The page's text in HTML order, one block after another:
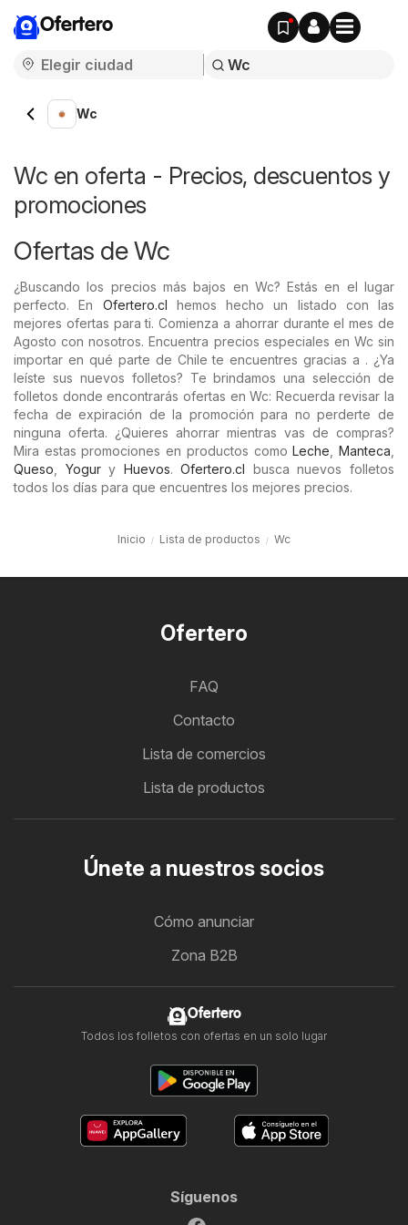
Ofertero
Wc
Wc en oferta - Precios, descuentos y
promociones
Ofertas de Wc
¿Buscando los precios más bajos en Wc? Estás en el lugar
perfecto. En Ofertero.cl hemos hecho un listado con las
mejores ofertas para ti. Comienza a ahorrar durante el mes de
Agosto con nosotros. Encuentra precios especiales en Wc sin
importar en qué parte de Chile te encuentres gracias a . ¿Ya
leíste sus nuevos folletos? Te brindamos una selección de
folletos donde encontrarás ofertas en Wc: Recuerda revisar la
fecha de expiración de la promoción para no perderte de
ninguna oferta. ¿Quieres ahorrar mientras vas de compras?
Mira estas promociones en productos comoLeche ,Manteca
Queso
Yogury Huevos.Ofertero.cl busca nuevos folletos
todos los días para que encuentres los mejores precios.
Inicio Lista de productos Wc
Ofertero
FAQ
Contacto
Lista de comercios
Lista de productos
Únete a nuestros socios
Cómo anunciar
Zona B2B
Ofertero
Todos los folletos con ofertas en un solo lugar
Síguenos